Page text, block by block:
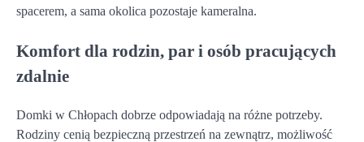
spacerem, a sama okolica pozostaje kameralna.
Komfort dla rodzin, par i osób pracujących
zdalnie
Domki w Chłopach dobrze odpowiadają na różne potrzeby.
Rodziny cenią bezpieczną przestrzeń na zewnątrz, możliwość